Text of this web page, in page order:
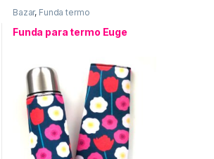
Bazar, Funda termo
Funda para termo Euge